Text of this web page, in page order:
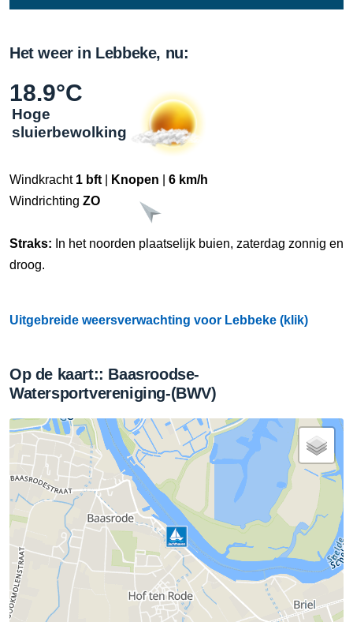
Het weer in Lebbeke, nu:
18.9°C
Hoge
sluierbewolking
Windkracht 1 bft Knopen
6 km/h
Windrichting ZO
Straks: In het noorden plaatselijk buien, zaterdag zonnig en
droog.
Uitgebreide weersverwachting voor Lebbeke (klik)
Op de kaart:: Baasroodse-
Watersportvereniging-(BWV)